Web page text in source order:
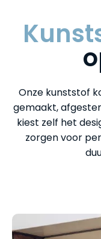
Onze kunststof
gemaakt,
kiest zelf het
zorgen voor